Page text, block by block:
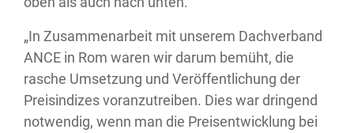
„In Zusammenarbeit mit unserem Dachverband
ANCE in Rom waren wir darum bemüht, die
rasche Umsetzung und Veröffentlichung der
Preisindizes voranzutreiben. Dies war dringend
notwendig, wenn man die Preisentwicklung bei